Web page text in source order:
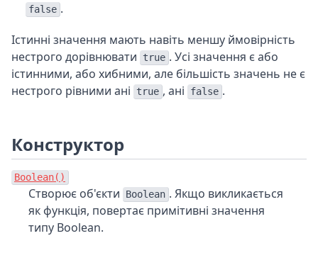
false .
Істинні значення мають навіть меншу ймовірність
нестрого дорівнювати
true . Усі значення є або
істинними, або хибними, але більшість значень не є
нестрого рівними ані
true , ані false .
Конструктор
Boolean()
Створює об'єкти Boolean . Якщо викликається
як функція, повертає примітивні значення
типу Boolean.